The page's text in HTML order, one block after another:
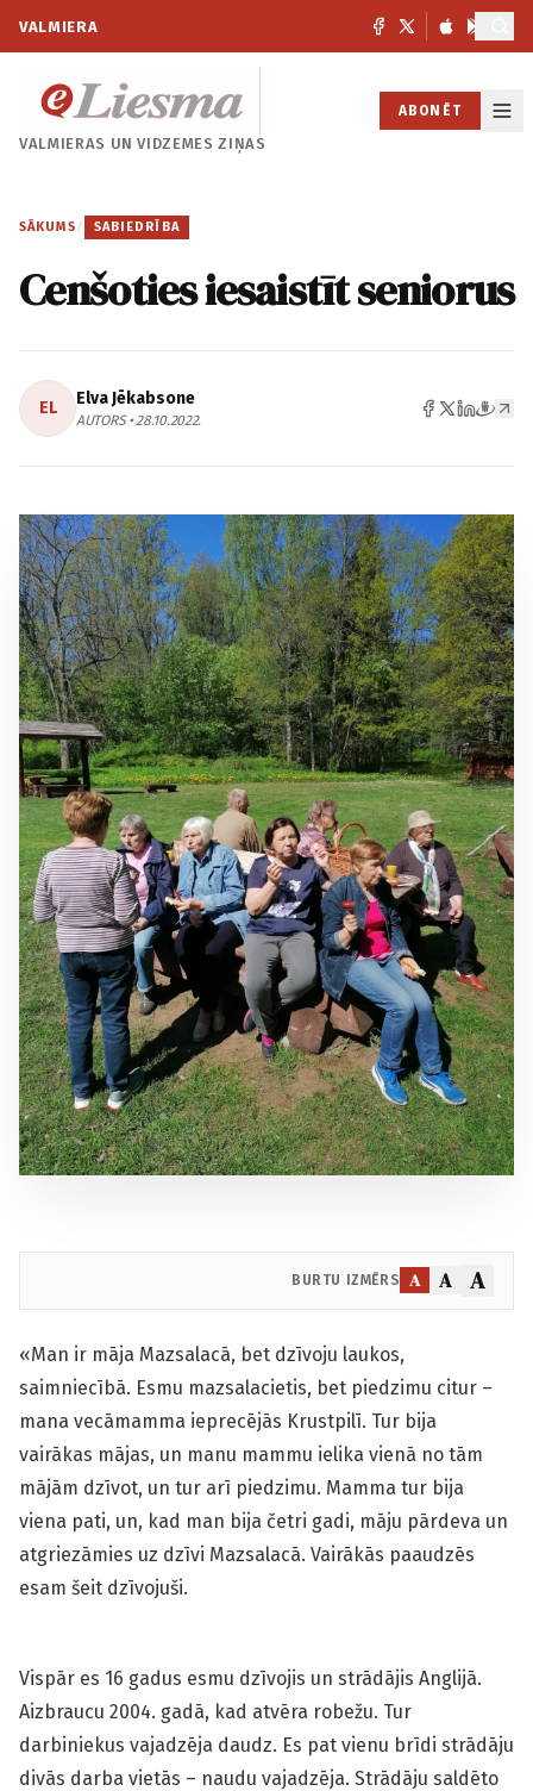
VALMIERA
VALMIERAS UNVIDZEMES ZIŅAS
ABONĒT
SĀKUMS / SABIEDRĪBA
Cenšoties iesaistīt seniorus
EL Elva Jēkabsone
AUTORS • 28.10.2022.
BURTU IZMĒRS A A A
«Man ir māja Mazsalacā, bet dzīvoju laukos,
saimniecībā. Esmu mazsalacietis, bet piedzimu citur –
mana vecāmamma ieprecējās Krustpilī. Tur bija
vairākas mājas, un manu mammu ielika vienā no tām
mājām dzīvot, un tur arī piedzimu. Mamma tur bija
viena pati, un, kad man bija četri gadi, māju pārdeva un
atgriezāmies uz dzīvi Mazsalacā. Vairākās paaudzēs
esam šeit dzīvojuši.
Vispār es 16 gadus esmu dzīvojis un strādājis Anglijā.
Aizbraucu 2004. gadā, kad atvēra robežu. Tur
darbiniekus vajadzēja daudz. Es pat vienu brīdi strādāju
divās darba vietās – naudu vajadzēja. Strādāju saldēto